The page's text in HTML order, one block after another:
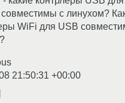
совместимы с линухом?
WiFi для USB
21:50:31 +00:00